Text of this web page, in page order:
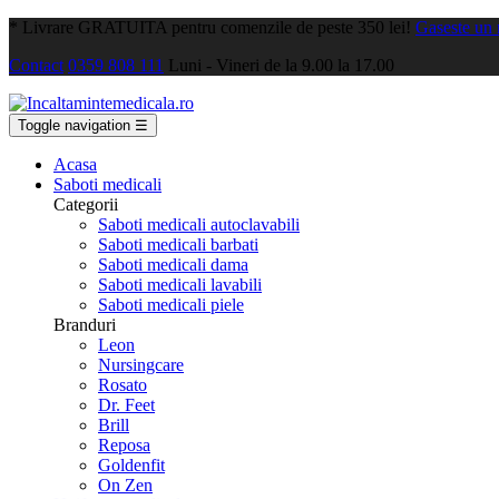
* Livrare GRATUITA pentru comenzile de peste 350 lei! Gaseste un
Contact 0359 808 111 Luni - Vineri de la 9.00 la 17.00
Toggle navigation ☰
Acasa
Saboti medicali
Categorii
Saboti medicali autoclavabili
Saboti medicali barbati
Saboti medicali dama
Saboti medicali lavabili
Saboti medicali piele
Branduri
Leon
Nursingcare
Rosato
Dr. Feet
Brill
Reposa
Goldenfit
On Zen